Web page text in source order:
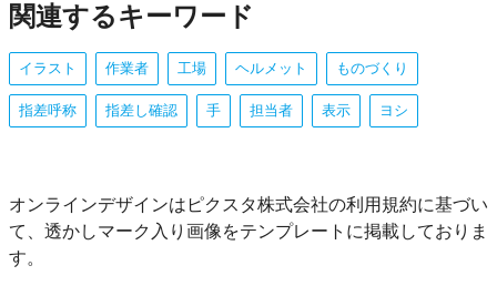
関連するキーワード
イラスト 作業者 工場 ヘルメット ものづくり
指差呼称 指差し確認 手 担当者 表示 ヨシ
オンラインデザインはピクスタ株式会社の利用規約に基づい
て、透かしマーク入り画像をテンプレートに掲載しておりま
す。